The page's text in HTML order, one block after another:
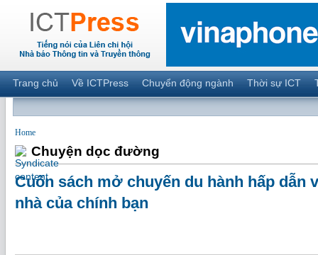
Trang chủ Về ICTPress Chuyển động ngành Thời sự ICT
Home
Chuyện dọc đường
Cuốn sách mở chuyến du hành hấp dẫn
nhà của chính bạn